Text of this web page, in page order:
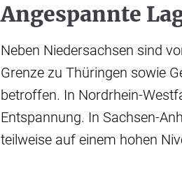
Angespannte
Neben Niedersachsen sind
Grenze zu Thüringen sowie
betroffen. In Nordrhein-
Entspannung. In Sachsen-
teilweise auf einem hohen